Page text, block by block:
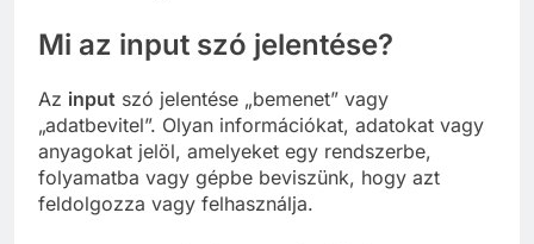
Mi az input szó jelentése?
Az input szó jelentése „bemenet” vagy
„adatbevitel”. Olyan információkat, adatokat vagy
anyagokat jelöl, amelyeket egy rendszerbe,
folyamatba vagy gépbe beviszünk, hogy azt
feldolgozza vagy felhasználja.